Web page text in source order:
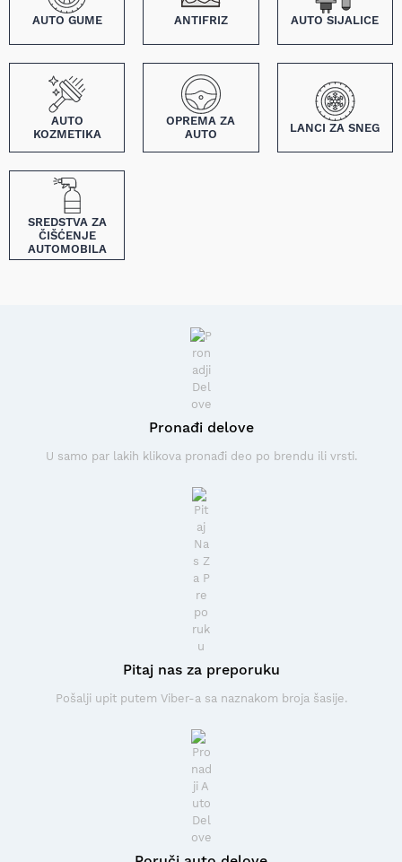
AUTO GUME ANTIFRIZ AUTO SIJALICE
AUTO
KOZMETIKA
OPREMA ZA
AUTO
LANCI ZA SNEG
SREDSTVA ZA
ČIŠĆENJE
AUTOMOBILA
Pronađi delove
U samo par lakih klikova pronađi deo po brendu ili vrsti.
Pitaj nas za preporuku
Pošalji upit putem Viber-a sa naznakom broja šasije.